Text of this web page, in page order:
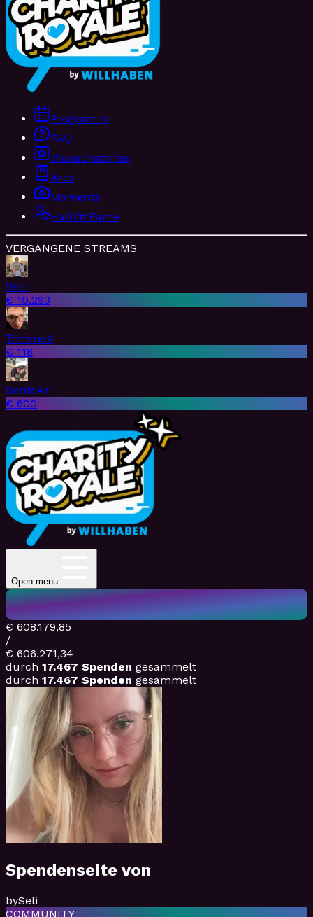
Programm
FAQ
Wunschstories
Arcs
Moments
Hall Of Fame
VERGANGENE STREAMS
Veni
€ 10.293
TommeX
€ 118
DentoAr
€ 600
Open menu
€ 608.179,85
/
€ 606.271,34
durch 17.467 Spenden gesammelt
durch 17.467 Spenden gesammelt
Spendenseite von
bySeli
COMMUNITY